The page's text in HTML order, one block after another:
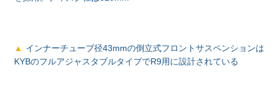
インナーチューブ径43mmの倒立式フロントサスペンションは
KYBのフルアジャスタブルタイプでR9用に設計されている